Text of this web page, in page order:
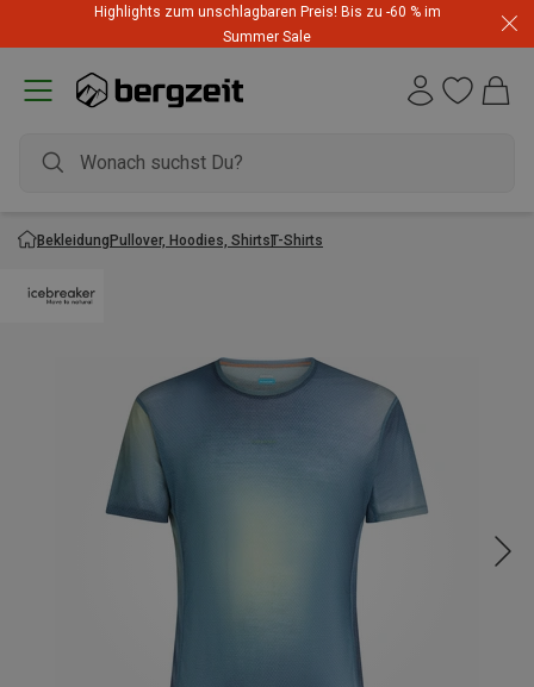
Highlights zum unschlagbaren Preis! Bis zu -60 % im
Summer Sale
BekleidungPullover, Hoodies, ShirtsT-Shirts